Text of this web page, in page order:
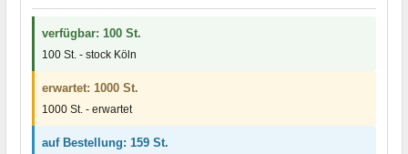
verfügbar: 100 St.
100 St. - stock Köln
erwartet: 1000 St.
1000 St. - erwartet
auf Bestellung: 159 St.